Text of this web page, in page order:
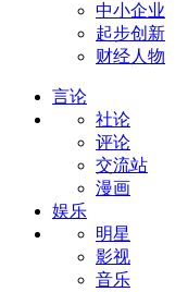
中小企业
起步创新
财经人物
言论
社论
评论
交流站
漫画
娱乐
明星
影视
音乐